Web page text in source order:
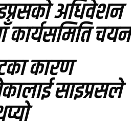
अधिवेशन
चयन
कारण
साइप्रसले